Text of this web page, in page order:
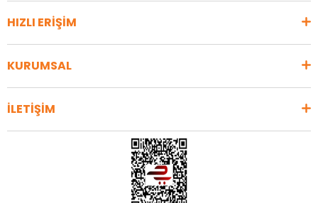
HIZLI ERİŞİM
KURUMSAL
İLETİŞİM